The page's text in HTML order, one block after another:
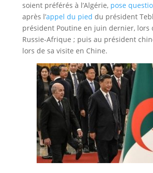
soient préférés à l’Algérie,pose
après l’appel du pied du président
président Poutine en juin dernier, lors
Russie-Afrique ; puis au président
lors de sa visite en Chine.